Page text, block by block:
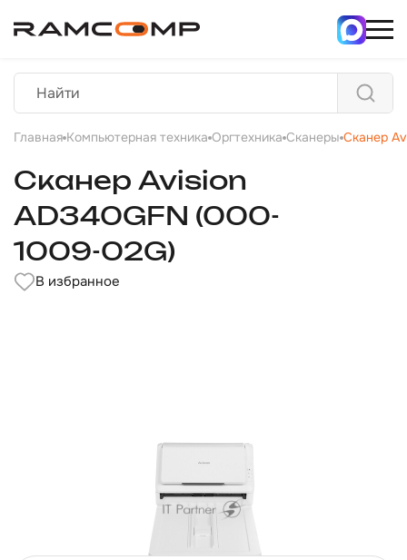
Главная Компьютерная техника Оргтехника Сканеры Сканер
Сканер Avision
AD340GFN (000-
1009-02G)
В избранное